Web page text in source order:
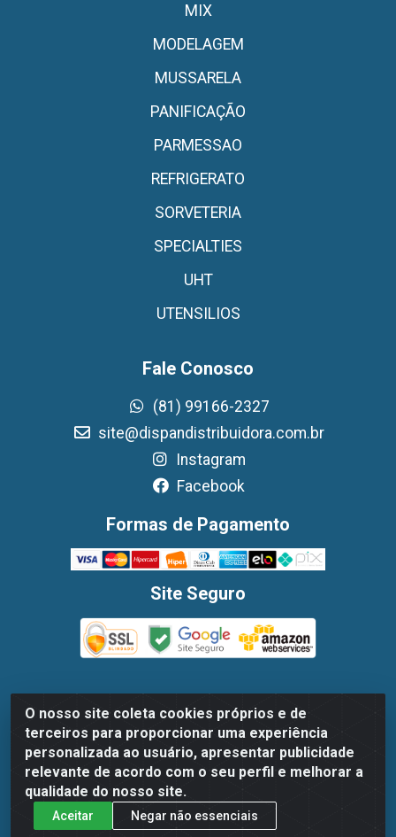
O nosso site coleta cookies próprios e de
terceiros para proporcionar uma experiência
personalizada ao usuário, apresentar publicidade
relevante de acordo com o seu perfil e melhorar a
qualidade do nosso site.
Aceitar
Negar não essenciais
MIX
MODELAGEM
MUSSARELA
PANIFICAÇÃO
PARMESSAO
REFRIGERATO
SORVETERIA
SPECIALTIES
UHT
UTENSILIOS
Fale Conosco
(81) 99166-2327
site@dispandistribuidora.com.br
Instagram
Facebook
Formas de Pagamento
Site Seguro
Dispan Distribuidora de Alimentos LTDA - Avenida
Marechal Mascarenhas De Moraes, 1048- Imbiribeira,
Recife/PE - CEP 51.170-000 - CNPJ 30.779.584/0003-78